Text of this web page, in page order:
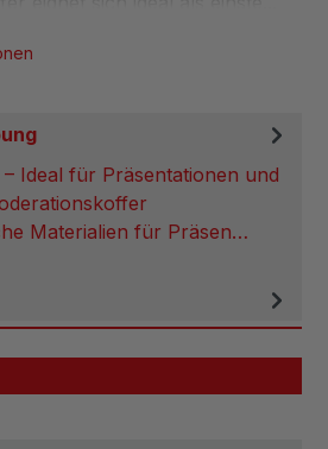
Ideal für Präsentationen und
Materialien für Präsen…